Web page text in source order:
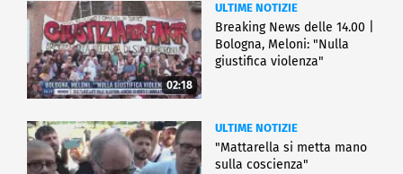
02:18
ULTIME NOTIZIE
Breaking News delle 14.00 |
Bologna, Meloni: "Nulla
giustifica violenza"
ULTIME NOTIZIE
"Mattarella si metta mano
sulla coscienza"